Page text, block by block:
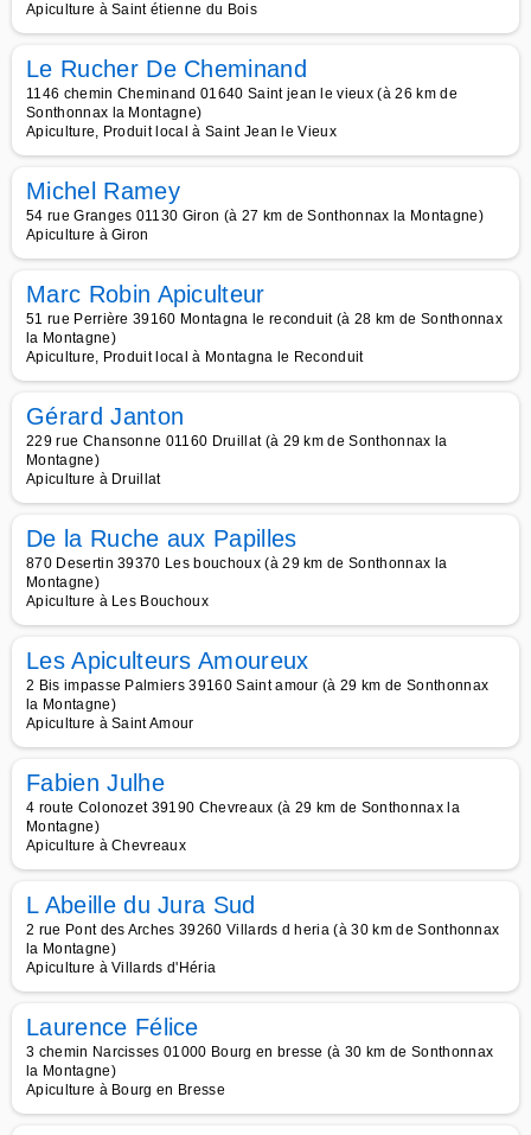
Apiculture à Saint étienne du Bois
Le Rucher De Cheminand
1146 chemin Cheminand 01640 Saint jean le vieux (à 26 km de
Sonthonnax la Montagne)
Apiculture, Produit local à Saint Jean le Vieux
Michel Ramey
54 rue Granges 01130 Giron (à 27 km de Sonthonnax la Montagne)
Apiculture à Giron
Marc Robin Apiculteur
51 rue Perrière 39160 Montagna le reconduit (à 28 km de Sonthonnax
la Montagne)
Apiculture, Produit local à Montagna le Reconduit
Gérard Janton
229 rue Chansonne 01160 Druillat (à 29 km de Sonthonnax la
Montagne)
Apiculture à Druillat
De la Ruche aux Papilles
870 Desertin 39370 Les bouchoux (à 29 km de Sonthonnax la
Montagne)
Apiculture à Les Bouchoux
Les Apiculteurs Amoureux
2 Bis impasse Palmiers 39160 Saint amour (à 29 km de Sonthonnax
la Montagne)
Apiculture à Saint Amour
Fabien Julhe
4 route Colonozet 39190 Chevreaux (à 29 km de Sonthonnax la
Montagne)
Apiculture à Chevreaux
L Abeille du Jura Sud
2 rue Pont des Arches 39260 Villards d heria (à 30 km de Sonthonnax
la Montagne)
Apiculture à Villards d'Héria
Laurence Félice
3 chemin Narcisses 01000 Bourg en bresse (à 30 km de Sonthonnax
la Montagne)
Apiculture à Bourg en Bresse